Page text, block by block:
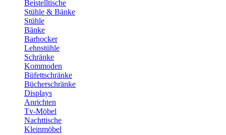
Beistelltische
Stühle & Bänke
Stühle
Bänke
Barhocker
Lehnstühle
Schränke
Kommoden
Büfettschränke
Bücherschränke
Displays
Anrichten
Tv-Möbel
Nachttische
Kleinmöbel